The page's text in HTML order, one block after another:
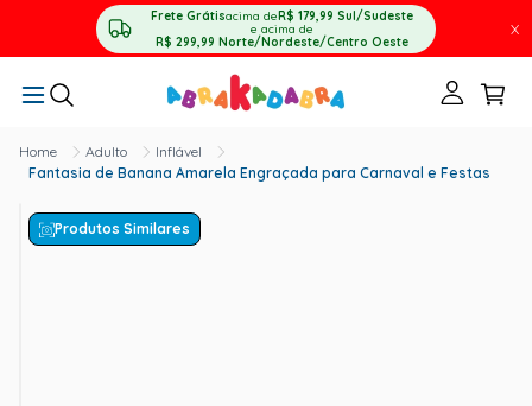
Frete Grátisacima deR$ 179,99 Sul/Sudeste
e acima de
R$ 299,99 Norte/Nordeste/Centro Oeste
X
Adulto
Inflável
Fantasia de Banana Amarela Engraçada para Carnaval e Festas
Produtos Similares